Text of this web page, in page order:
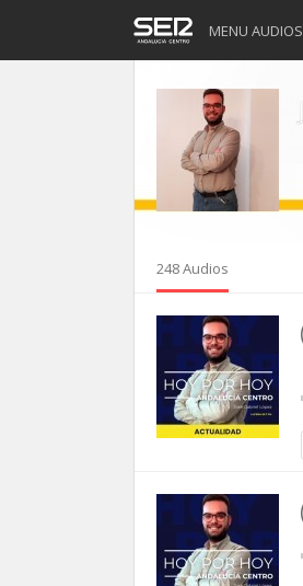
MENU AUDIOS
248 Audios